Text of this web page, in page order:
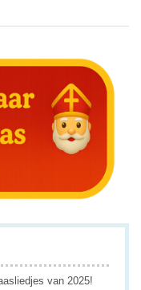
van 2025!